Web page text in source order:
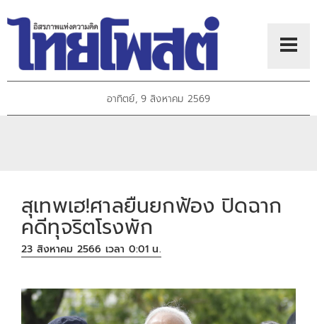
อาทิตย์, 9 สิงหาคม 2569
สุเทพเฮ!ศาลยืนยกฟ้อง ปิดฉาก
คดีทุจริตโรงพัก
23 สิงหาคม 2566 เวลา 0:01 น.